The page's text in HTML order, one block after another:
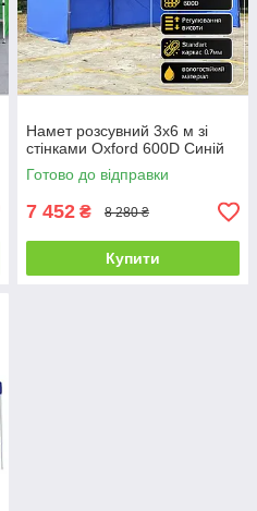
Намет розсувний 3х6 м зі
стінками Oxford 600D Синій
Готово до відправки
7 452 ₴ 8 280 ₴
Купити